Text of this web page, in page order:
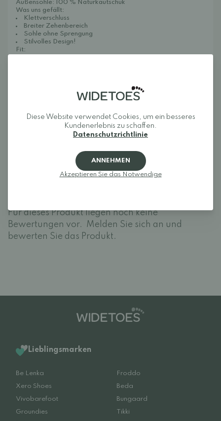
Außensohle: 100 % Naturkautschuk
Was uns gefällt:
Klettverschluss
Breiter Zehenbereich
Sohle ohne Sprengung
Stilvolles Design!
Fit:
Rezensionen
Melden Sie sich an und bewerten Sie das Produkt.
Für dieses Produkt liegen noch keine
Bewertungen vor.
Melden Sie sich an und
bewerten Sie das Produkt.
Lieblingsmarken
Be Lenka
Froddo
Xero Shoes
Beda
Vivobarefoot
Bungaard
Groundies
Tikki
Diese Website verwendet Cookies, um ein besseres
Kundenerlebnis zu schaffen.
Datenschutzrichtlinie
ANNEHMEN
Akzeptieren Sie das Notwendige